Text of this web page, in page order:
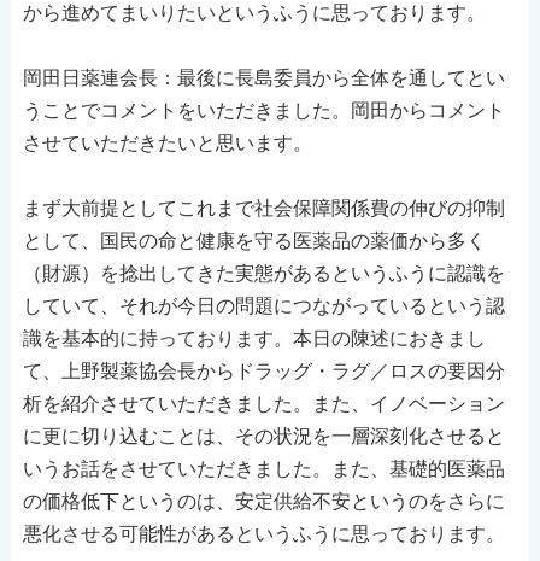
から進めてまいりたいというふうに思っております。
岡田日薬連会長：最後に長島委員から全体を通してとい
うことでコメントをいただきました。岡田からコメント
させていただきたいと思います。
まず大前提としてこれまで社会保障関係費の伸びの抑制
として、国民の命と健康を守る医薬品の薬価から多く
（財源）を捻出してきた実態があるというふうに認識を
していて、それが今日の問題につながっているという認
識を基本的に持っております。本日の陳述におきまし
て、上野製薬協会長からドラッグ・ラグ／ロスの要因分
析を紹介させていただきました。また、イノベーション
に更に切り込むことは、その状況を一層深刻化させると
いうお話をさせていただきました。また、基礎的医薬品
の価格低下というのは、安定供給不安というのをさらに
悪化させる可能性があるというふうに思っております。